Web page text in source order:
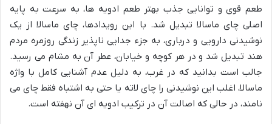
طعم قوی و توانایی جذب بهتر طعم ادویه ها، به سرعت به پایه
اصلی چای ماسالا تبدیل شد. با این رویدادها، چای ماسالا از یک
نوشیدنی دارویی و درباری، به جزء جدایی ناپذیر زندگی روزمره مردم
هند تبدیل شد و در هر کوچه و خیابان، عطر آن به مشام می رسید.
جالب است بدانید که در غرب، به دلیل عدم آشنایی کامل با واژه
ماسالا، اغلب این نوشیدنی را چای لاته یا حتی به اشتباه فقط چای می
نامند، در حالی که اصالت آن در ترکیب ادویه ای آن نهفته است.